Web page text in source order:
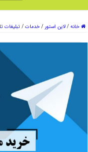
خانه / لاین استور / خدمات / تبلیغات